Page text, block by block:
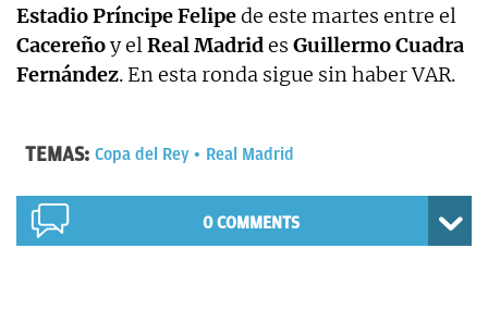
Estadio Príncipe Felipede este martes entre el
Cacereñoy elReal Madrides Guillermo Cuadra
Fernández. En esta ronda sigue sin haber VAR.
TEMAS: Copa del Rey Real Madrid
0 COMMENTS